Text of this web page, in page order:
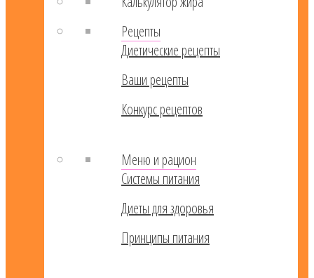
Рецепты
Диетические рецепты
Ваши рецепты
Конкурс рецептов
Меню и рацион
Системы питания
Диеты для здоровья
Принципы питания